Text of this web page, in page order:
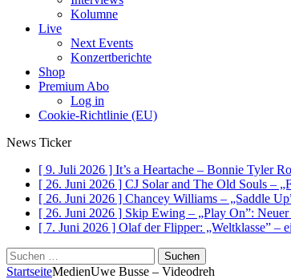
Kolumne
Live
Next Events
Konzertberichte
Shop
Premium Abo
Log in
Cookie-Richtlinie (EU)
News Ticker
[ 9. Juli 2026 ] It’s a Heartache – Bonnie Tyler
[ 26. Juni 2026 ] CJ Solar and The Old Souls –
[ 26. Juni 2026 ] Chancey Williams – „Saddle
[ 26. Juni 2026 ] Skip Ewing – „Play On”:
[ 7. Juni 2026 ] Olaf der Flipper: „Weltklasse” –
Suchen
nach:
StartseiteMedienUwe Busse – Videodreh